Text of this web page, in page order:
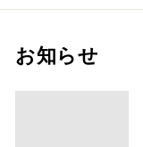
お知らせ